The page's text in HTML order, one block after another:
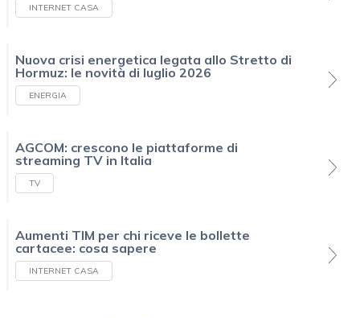
INTERNET CASA
Nuova crisi energetica legata allo Stretto di
Hormuz: le novità di luglio 2026
ENERGIA
AGCOM: crescono le piattaforme di
streaming TV in Italia
TV
Aumenti TIM per chi riceve le bollette
cartacee: cosa sapere
INTERNET CASA